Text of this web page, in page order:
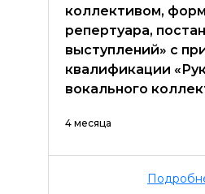
коллективом,
репертуара,
выступлений» с
квалификации
вокального
4 месяца